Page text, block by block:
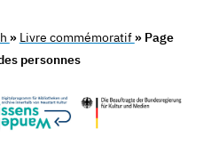
» Livre commémoratif » Page
personnes